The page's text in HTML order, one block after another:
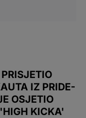
IZ PRIDE-
OSJETIO
KICKA'